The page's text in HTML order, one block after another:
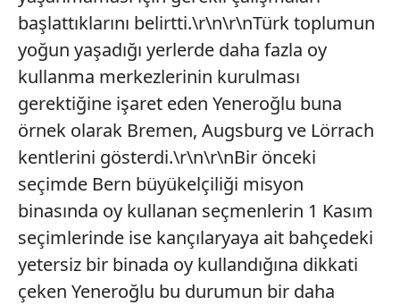
başlattıklarını belirtti.\r\n\r\nTürk toplumun
yoğun yaşadığı yerlerde daha fazla oy
kullanma merkezlerinin kurulması
gerektiğine işaret eden Yeneroğlu buna
örnek olarak Bremen, Augsburg ve Lörrach
kentlerini gösterdi.\r\n\r\nBir önceki
seçimde Bern büyükelçiliği misyon
binasında oy kullanan seçmenlerin 1 Kasım
seçimlerinde ise kançılaryaya ait bahçedeki
yetersiz bir binada oy kullandığına dikkati
çeken Yeneroğlu bu durumun bir daha